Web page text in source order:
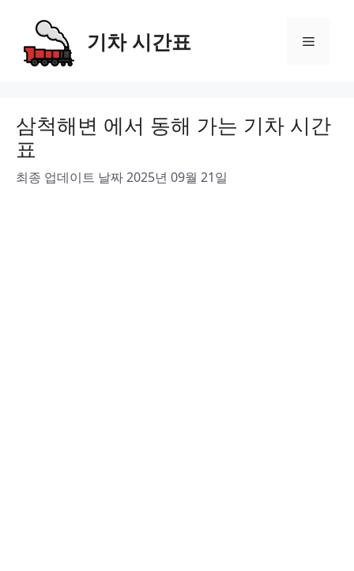
content
기차 시간표 Menu
삼척해변 에서 동해 가는 기차 시간
표
최종 업데이트 날짜 2025년 09월 21일